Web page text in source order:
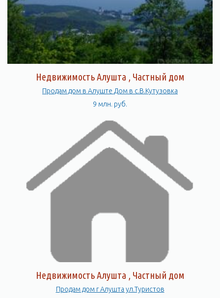
Недвижимость Алушта , Частный дом
Продам дом в Алуште Дом в с.В.Кутузовка
9 млн. руб.
Недвижимость Алушта , Частный дом
Продам дом г Алушта ул.Туристов